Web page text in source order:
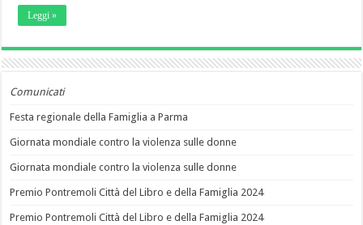
Leggi »
Comunicati
Festa regionale della Famiglia a Parma
Giornata mondiale contro la violenza sulle donne
Giornata mondiale contro la violenza sulle donne
Premio Pontremoli Città del Libro e della Famiglia 2024
Premio Pontremoli Città del Libro e della Famiglia 2024